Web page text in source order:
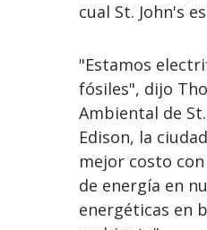
cual St. John's
"Estamos
fósiles", dijo
Ambiental de
Edison, la
mejor costo
de energía en
energéticas en